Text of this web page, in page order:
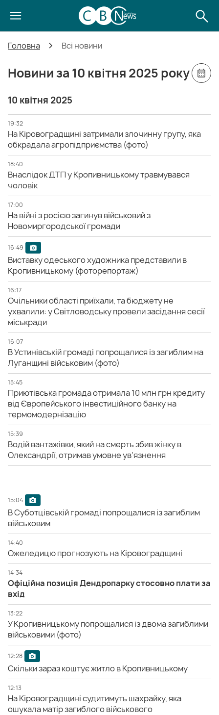
Головна Всі новини
Новини за 10 квітня 2025 року
10 квітня 2025
19:32
На Кіровоградщині затримали злочинну групу, яка
обкрадала агропідприємства (фото)
18:40
Внаслідок ДТП у Кропивницькому травмувався
чоловік
17:00
На війні з росією загинув військовий з
Новомиргородської громади
16:49
Виставку одеського художника представили в
Кропивницькому (фоторепортаж)
16:17
Очільники області приїхали, та бюджету не
ухвалили: у Світловодську провели засідання сесії
міськради
16:07
В Устинівській громаді попрощалися із загиблим на
Луганщині військовим (фото)
15:45
Приютівська громада отримала 10 млн грн кредиту
від Європейського інвестиційного банку на
термомодернізацію
15:39
Водій вантажівки, який на смерть збив жінку в
Олександрії, отримав умовне ув'язнення
15:04
В Суботцівській громаді попрощалися із загиблим
військовим
14:40
Ожеледицю прогнозують на Кіровоградщині
14:34
Офіційна позиція Дендропарку стосовно плати за
вхід
13:22
У Кропивницькому попрощалися із двома загиблими
військовими (фото)
12:28
Скільки зараз коштує житло в Кропивницькому
12:13
На Кіровоградщині судитимуть шахрайку, яка
ошукала матір загиблого військового